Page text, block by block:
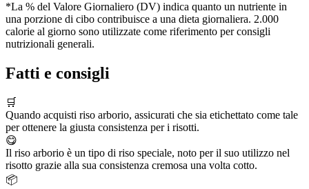
*La % del Valore Giornaliero (DV) indica quanto un nutriente in
una porzione di cibo contribuisce a una dieta giornaliera. 2.000
calorie al giorno sono utilizzate come riferimento per consigli
nutrizionali generali.
Fatti e consigli
🛒
Quando acquisti riso arborio, assicurati che sia etichettato come tale
per ottenere la giusta consistenza per i risotti.
😋
Il riso arborio è un tipo di riso speciale, noto per il suo utilizzo nel
risotto grazie alla sua consistenza cremosa una volta cotto.
📦